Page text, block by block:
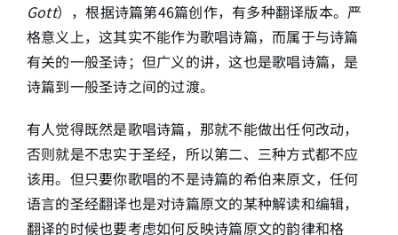
Gott），根据诗篇第46篇创作，有多种翻译版本。严
格意义上，这其实不能作为歌唱诗篇，而属于与诗篇
有关的一般圣诗；但广义的讲，这也是歌唱诗篇，是
诗篇到一般圣诗之间的过渡。
有人觉得既然是歌唱诗篇，那就不能做出任何改动，
否则就是不忠实于圣经，所以第二、三种方式都不应
该用。但只要你歌唱的不是诗篇的希伯来原文，任何
语言的圣经翻译也是对诗篇原文的某种解读和编辑，
翻译的时候也要考虑如何反映诗篇原文的韵律和格